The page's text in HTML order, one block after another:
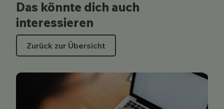
Das könnte dich auch
interessieren
Zurück zur Übersicht